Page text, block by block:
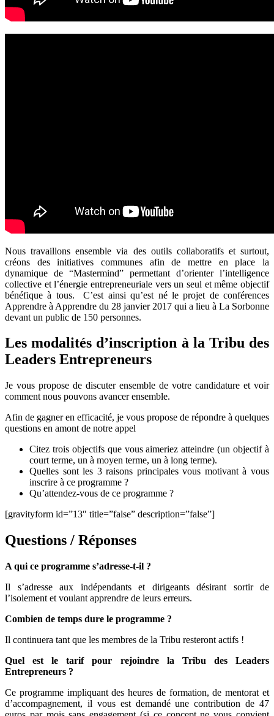
Nous travaillons ensemble via des outils collaboratifs et surtout,
créons des initiatives communes afin de mettre en place la
dynamique de “Mastermind” permettant d’orienter l’intelligence
collective et l’énergie entrepreneuriale vers un seul et même objectif
bénéfique à tous. C’est ainsi qu’est né le projet de conférences
Apprendre à Apprendre du 28 janvier 2017 qui a lieu à La Sorbonne
devant un public de 150 personnes.
Les modalités d’inscription à la Tribu des
Leaders Entrepreneurs
Je vous propose de discuter ensemble de votre candidature et voir
comment nous pouvons avancer ensemble.
Afin de gagner en efficacité, je vous propose de répondre à quelques
questions en amont de notre appel
Citez trois objectifs que vous aimeriez atteindre (un objectif à
court terme, un à moyen terme, un à long terme).
Quelles sont les 3 raisons principales vous motivant à vous
inscrire à ce programme ?
Qu’attendez-vous de ce programme ?
[gravityform id=”13″ title=”false” description=”false”]
Questions / Réponses
A qui ce programme s’adresse-t-il ?
Il s’adresse aux indépendants et dirigeants désirant sortir de
l’isolement et voulant apprendre de leurs erreurs.
Combien de temps dure le programme ?
Il continuera tant que les membres de la Tribu resteront actifs !
Quel est le tarif pour rejoindre la Tribu des Leaders
Entrepreneurs ?
Ce programme impliquant des heures de formation, de mentorat et
d’accompagnement, il vous est demandé une contribution de 47